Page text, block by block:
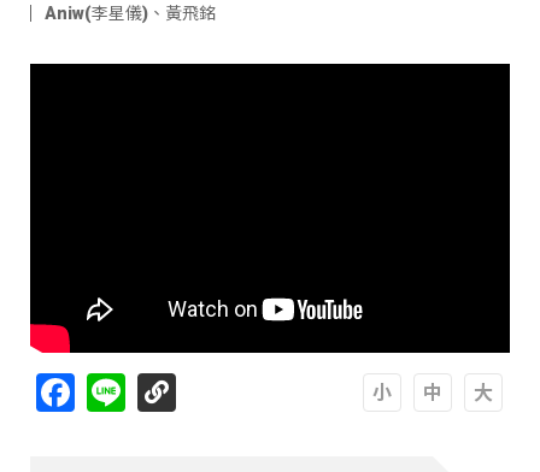
Aniw(李星儀) 、 黃飛銘
Facebook
Line